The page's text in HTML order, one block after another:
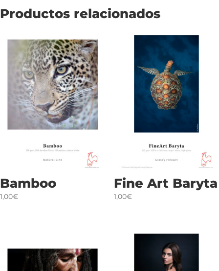
Productos relacionados
Bamboo
1,00€
Fine Art Baryta
1,00€